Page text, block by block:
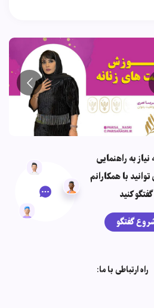
به راهنمایی
با همکارانم
گفتگو کنید
گفتگو
راه ارتباطی با ما: